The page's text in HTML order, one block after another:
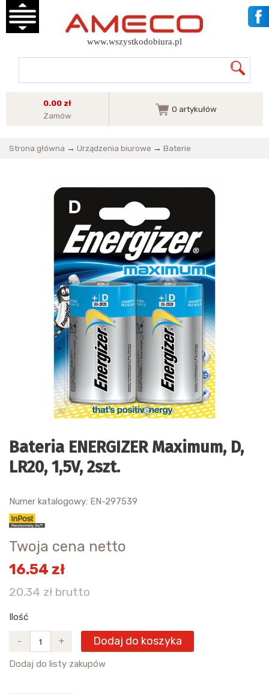
www.wszystkodobiura.pl
0.00 zł
Zamów
0 artykułów
Strona główna → Urządzenia biurowe → Baterie
Bateria ENERGIZER Maximum, D,
LR20, 1,5V, 2szt.
Numer katalogowy: EN-297539
Twoja cena netto
16.54 zł
20.34 zł brutto
Ilość
- + Dodaj do koszyka
Dodaj do listy zakupów